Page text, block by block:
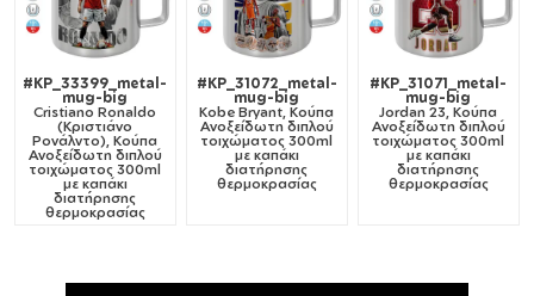
#KP_33399_metal-
mug-big
Cristiano Ronaldo
(Κριστιάνο
Ρονάλντο), Κούπα
Ανοξείδωτη διπλού
τοιχώματος 300ml
με καπάκι
διατήρησης
θερμοκρασίας
#KP_31072_metal-
mug-big
Kobe Bryant, Κούπα
Ανοξείδωτη διπλού
τοιχώματος 300ml
με καπάκι
διατήρησης
θερμοκρασίας
#KP_31071_metal-
mug-big
Jordan 23, Κούπα
Ανοξείδωτη διπλού
τοιχώματος 300ml
με καπάκι
διατήρησης
θερμοκρασίας